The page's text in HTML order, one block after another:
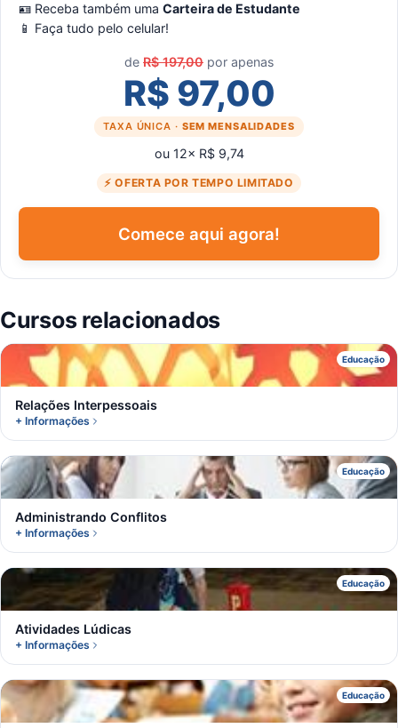
🪪 Receba também uma Carteira de Estudante
📱 Faça tudo pelo celular!
de R$ 197,00 por apenas
R$ 97,00
TAXA ÚNICA · SEM MENSALIDADES
ou 12× R$ 9,74
⚡ OFERTA POR TEMPO LIMITADO
Comece aqui agora!
Cursos relacionados
Educação
R
Relações Interpessoais
+ Informações
Educação
A
Administrando Conflitos
+ Informações
Educação
A
Atividades Lúdicas
+ Informações
Educação
A